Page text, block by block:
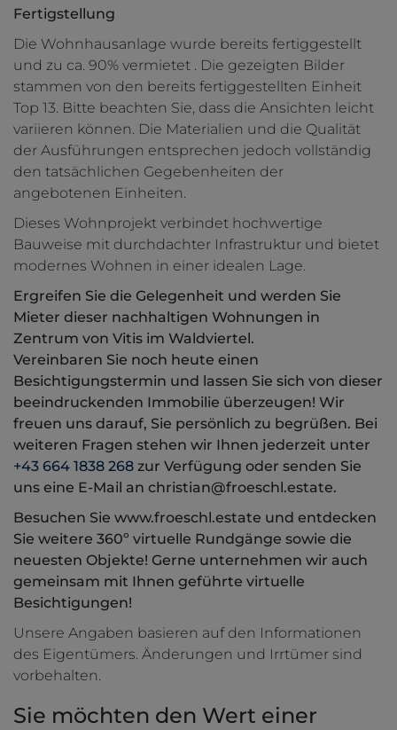
Fertigstellung
Die Wohnhausanlage wurde bereits fertiggestellt
und zu ca. 90% vermietet . Die gezeigten Bilder
stammen von den bereits fertiggestellten Einheit
Top 13. Bitte beachten Sie, dass die Ansichten leicht
variieren können. Die Materialien und die Qualität
der Ausführungen entsprechen jedoch vollständig
den tatsächlichen Gegebenheiten der
angebotenen Einheiten.
Dieses Wohnprojekt verbindet hochwertige
Bauweise mit durchdachter Infrastruktur und bietet
modernes Wohnen in einer idealen Lage.
Ergreifen Sie die Gelegenheit und werden Sie
Mieter dieser nachhaltigen Wohnungen in
Zentrum von Vitis im Waldviertel.
Vereinbaren Sie noch heute einen
Besichtigungstermin und lassen Sie sich von dieser
beeindruckenden Immobilie überzeugen! Wir
freuen uns darauf, Sie persönlich zu begrüßen. Bei
weiteren Fragen stehen wir Ihnen jederzeit unter
+43 664 1838 268 zur Verfügung oder senden Sie
uns eine E-Mail an christian@froeschl.estate.
Besuchen Sie www.froeschl.estate und entdecken
Sie weitere 360º virtuelle Rundgänge sowie die
neuesten Objekte! Gerne unternehmen wir auch
gemeinsam mit Ihnen geführte virtuelle
Besichtigungen!
Unsere Angaben basieren auf den Informationen
des Eigentümers. Änderungen und Irrtümer sind
vorbehalten.
Sie möchten den Wert einer